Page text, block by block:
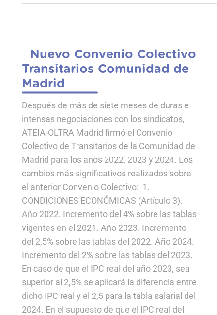
Nuevo Convenio Colectivo
Transitarios Comunidad de
Madrid
Después de más de siete meses de duras e
intensas negociaciones con los sindicatos,
ATEIA-OLTRA Madrid firmó el Convenio
Colectivo de Transitarios de la Comunidad de
Madrid para los años 2022, 2023 y 2024. Los
cambios más significativos realizados sobre
el anterior Convenio Colectivo: 1.
CONDICIONES ECONÓMICAS (Artículo 3).
Año 2022. Incremento del 4% sobre las tablas
vigentes en el 2021. Año 2023. Incremento
del 2,5% sobre las tablas del 2022. Año 2024.
Incremento del 2% sobre las tablas del 2023.
En caso de que el IPC real del año 2023, sea
superior al 2,5% se aplicará la diferencia entre
dicho IPC real y el 2,5 para la tabla salarial del
2024. En el supuesto de que el IPC real del